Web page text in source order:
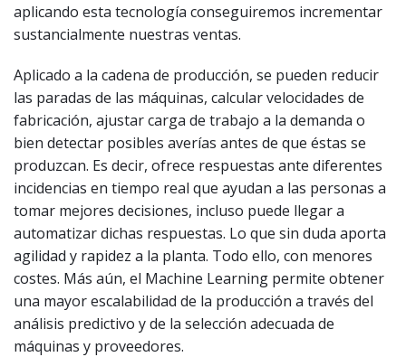
aplicando esta tecnología conseguiremos incrementar
sustancialmente nuestras ventas.
Aplicado a la cadena de producción, se pueden reducir
las paradas de las máquinas, calcular velocidades de
fabricación, ajustar carga de trabajo a la demanda o
bien detectar posibles averías antes de que éstas se
produzcan. Es decir, ofrece respuestas ante diferentes
incidencias en tiempo real que ayudan a las personas a
tomar mejores decisiones, incluso puede llegar a
automatizar dichas respuestas. Lo que sin duda aporta
agilidad y rapidez a la planta. Todo ello, con menores
costes. Más aún, el Machine Learning permite obtener
una mayor escalabilidad de la producción a través del
análisis predictivo y de la selección adecuada de
máquinas y proveedores.